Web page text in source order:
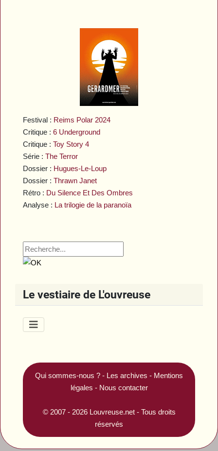
Festival : Reims Polar 2024
Critique :6 Underground
Critique :Toy Story 4
Série :The Terror
Dossier : Hugues-Le-Loup
Dossier :Thrawn Janet
Rétro : Du Silence Et Des Ombres
Analyse : La trilogie de la paranoïa
Le vestiaire de L'ouvreuse
Qui sommes-nous ? - Les archives - Mentions
légales - Nous contacter
© 2007 - 2026 Louvreuse.net- Tous droits
réservés